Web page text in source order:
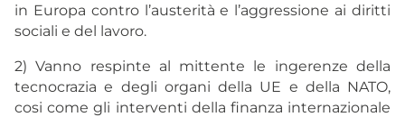
in Europa contro l’austerità e l’aggressione ai diritti
sociali e del lavoro.
2) Vanno respinte al mittente le ingerenze della
tecnocrazia e degli organi della UE e della NATO,
cosi come gli interventi della finanza internazionale